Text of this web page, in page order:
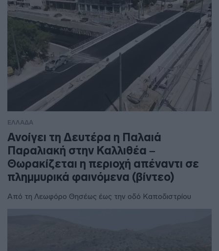
ΕΛΛΑΔΑ
Ανοίγει τη Δευτέρα η Παλαιά
Παραλιακή στην Καλλιθέα –
Θωρακίζεται η περιοχή απέναντι σε
πλημμυρικά φαινόμενα (βίντεο)
Από τη Λεωφόρο Θησέως έως την οδό Καποδιστρίου